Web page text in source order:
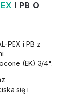
I PB O
PEX i PB z
(EK) 3/4".
się i